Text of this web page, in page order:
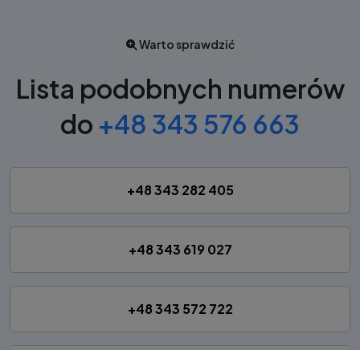
Warto sprawdzić
Lista podobnych numerów
do +48 343 576 663
+48 343 282 405
+48 343 619 027
+48 343 572 722